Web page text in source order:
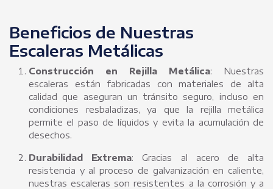
Beneficios de Nuestras
Escaleras Metálicas
Construcción en Rejilla Metálica: Nuestras
escaleras están fabricadas con materiales de alta
calidad que aseguran un tránsito seguro, incluso en
condiciones resbaladizas, ya que la rejilla metálica
permite el paso de líquidos y evita la acumulación de
desechos.
Durabilidad Extrema: Gracias al acero de alta
resistencia y al proceso de galvanización en caliente,
nuestras escaleras son resistentes a la corrosión y a